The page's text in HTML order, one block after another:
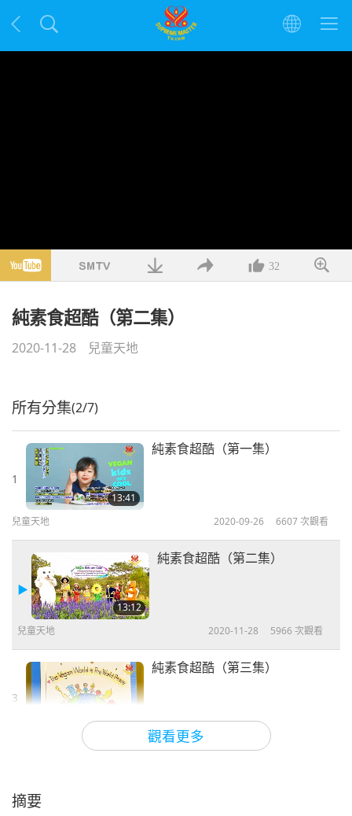
32
純素食超酷（第二集）
2020-11-28 兒童天地
觀看更多
所有分集(2/7)
1
13:41
純素食超酷（第一集）
兒童天地 2020-09-26 6607次觀看
13:12
純素食超酷（第二集）
兒童天地 2020-11-28 5966 次觀看
3
純素食超酷（第三集）
4
摘要